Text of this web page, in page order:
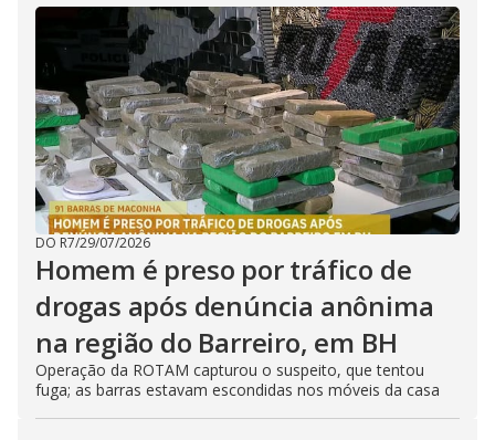
DO R7/29/07/2026
Homem é preso por tráfico de
drogas após denúncia anônima
na região do Barreiro, em BH
Operação da ROTAM capturou o suspeito, que tentou
fuga; as barras estavam escondidas nos móveis da casa